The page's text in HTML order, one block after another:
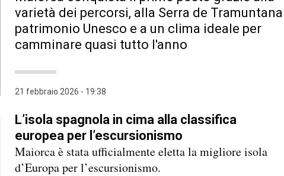
varietà dei percorsi, alla Serra de Tramuntana
patrimonio Unesco e a un clima ideale per
camminare quasi tutto l'anno
21 febbraio 2026 - 19:38
L’isola spagnola in cima alla classifica
europea per l’escursionismo
Maiorca è stata ufficialmente eletta la migliore isola
d’Europa per l’escursionismo.